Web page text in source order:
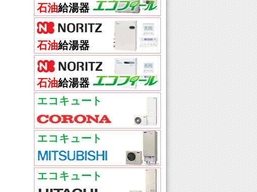
石油給湯器
石油給湯器
石油給湯器
エコキュート
エコキュート
エコキュート